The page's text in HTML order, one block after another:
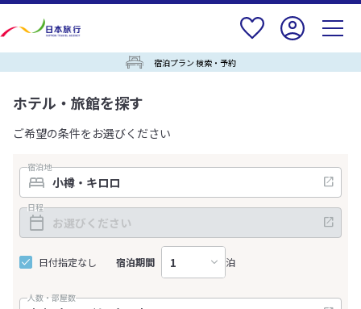
宿泊プラン 検索・予約
ホテル・旅館を探す
ご希望の条件をお選びください
宿泊地
日程
日付指定なし 宿泊期間 泊
人数・部屋数